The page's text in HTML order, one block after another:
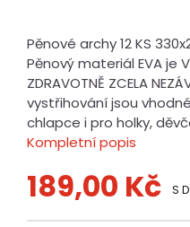
Pěnové archy 12 KS
Pěnový materiál EVA je
ZDRAVOTNĚ ZCELA
vystřihování jsou
chlapce i pro holky,
Kompletní popis
189,00 Kč S